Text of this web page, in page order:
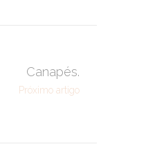
Canapés.
Próximo artigo